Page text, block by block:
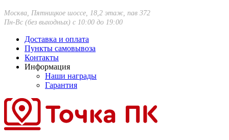
Москва, Пятницкое шоссе, 18,2 этаж, пав 372
Пн-Вс (без выходных) с 10:00 до 19:00
Доставка и оплата
Пункты самовывоза
Контакты
Информация
Наши награды
Гарантия